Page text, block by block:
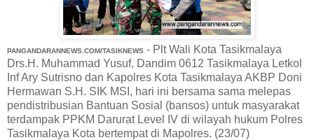
PANGANDARANNEWS.COM/TASIKNEWS - Plt Wali Kota Tasikmalaya
Drs.H. Muhammad Yusuf, Dandim 0612 Tasikmalaya Letkol
Inf Ary Sutrisno dan Kapolres Kota Tasikmalaya AKBP Doni
Hermawan S.H. SIK MSI, hari ini bersama sama melepas
pendistribusian Bantuan Sosial (bansos) untuk masyarakat
terdampak PPKM Darurat Level IV di wilayah hukum Polres
Tasikmalaya Kota bertempat di Mapolres. (23/07)